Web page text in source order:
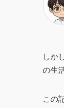
しか
の生
この